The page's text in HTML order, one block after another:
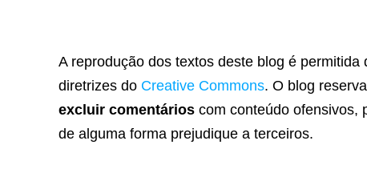
A reprodução dos textos deste blog é permitida
diretrizes do Creative Commons. O blog
excluir comentários com conteúdo ofensivos,
de alguma forma prejudique a terceiros.